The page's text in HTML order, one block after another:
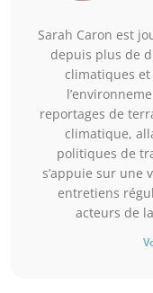
Sarah Caron est
depuis plus de
climatiques
reportages de
climatique,
politiques de
s’appuie sur une
entretiens
acteurs de